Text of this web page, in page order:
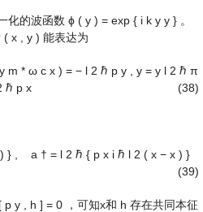
化的波函数 ϕ ( y ) = exp { i k y y } 。
( x y ) 能表达为
y m * ω c x ) = − l 2 ℏ p y y = y l 2 ℏ π
ℏ p x (38)
) } a † = l 2 ℏ { p x i ℏ l 2 ( x − x ) }
(39)
[ p y h ] = 0 ，可知x和 h 存在共同本征